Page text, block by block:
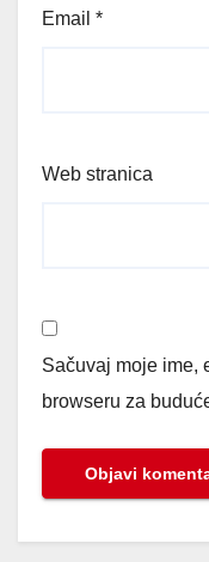
Email *
Web stranica
Sačuvaj moje ime,
browseru za